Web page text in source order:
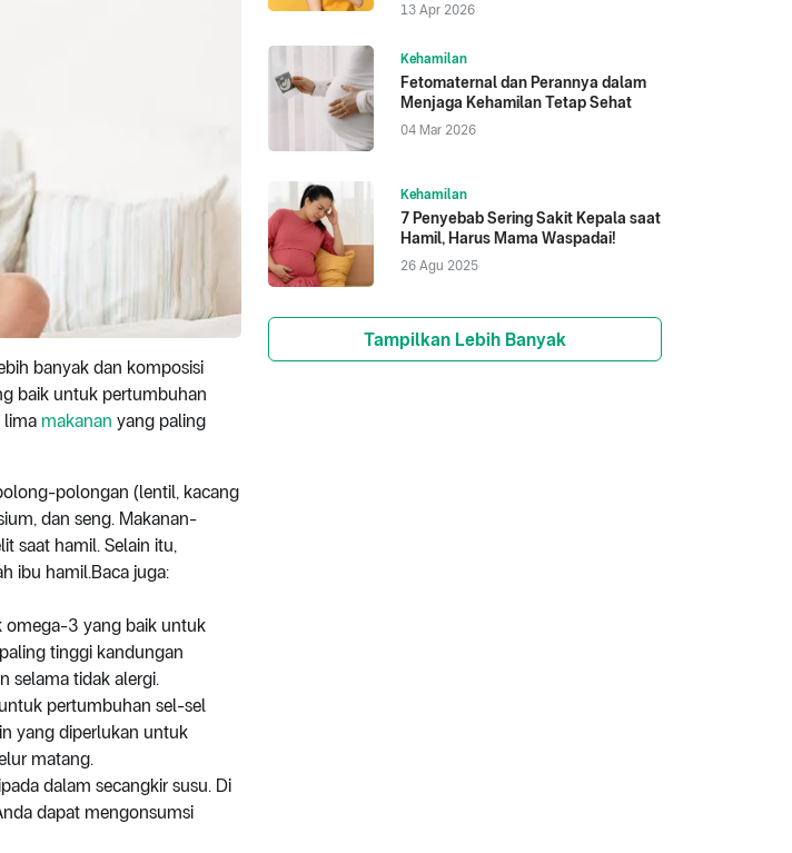
banyak dan komposisi
baik untuk pertumbuhan
lima makanan yang paling
polongan (lentil, kacang
dan seng. Makanan-
saat hamil. Selain itu,
ibu hamil.Baca juga:
omega-3 yang baik untuk
tinggi kandungan
selama tidak alergi.
pertumbuhan sel-sel
yang diperlukan untuk
matang.
dalam secangkir susu. Di
dapat mengonsumsi
13 Apr 2026
Kehamilan
Fetomaternal dan Perannya dalam
Menjaga Kehamilan Tetap Sehat
04 Mar 2026
Kehamilan
7 Penyebab Sering Sakit Kepala saat
Hamil, Harus Mama Waspadai!
26 Agu 2025
Tampilkan Lebih Banyak